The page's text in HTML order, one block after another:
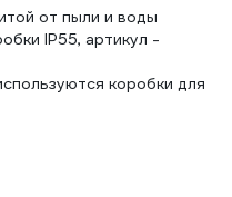
от пыли и воды
IP55, артикул -
коробки для